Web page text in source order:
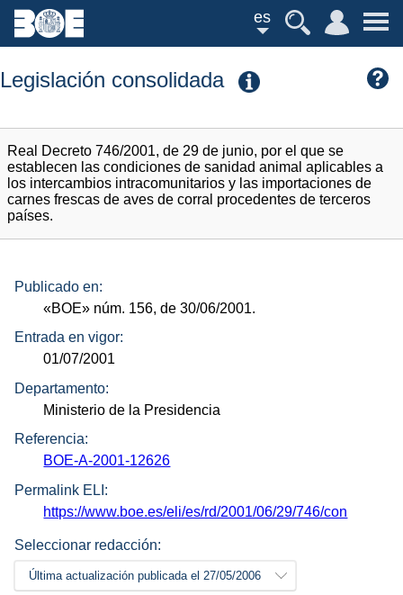
es
Legislación consolidada
Real Decreto 746/2001, de 29 de junio, por el que se
establecen las condiciones de sanidad animal aplicables a
los intercambios intracomunitarios y las importaciones de
carnes frescas de aves de corral procedentes de terceros
países.
Publicado en:
«BOE» núm. 156, de 30/06/2001.
Entrada en vigor:
01/07/2001
Departamento:
Ministerio de la Presidencia
Referencia:
BOE-A-2001-12626
Permalink ELI:
https://www.boe.es/eli/es/rd/2001/06/29/746/con
Seleccionar redacción:
Última actualización publicada el 27/05/2006